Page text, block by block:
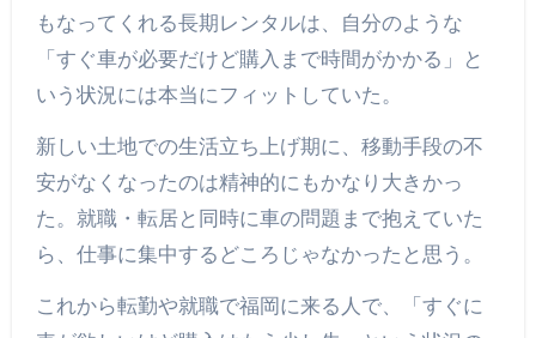
もなってくれる長期レンタルは、自分のような
「すぐ車が必要だけど購入まで時間がかかる」と
いう状況には本当にフィットしていた。
新しい土地での生活立ち上げ期に、移動手段の不
安がなくなったのは精神的にもかなり大きかっ
た。就職・転居と同時に車の問題まで抱えていた
ら、仕事に集中するどころじゃなかったと思う。
これから転勤や就職で福岡に来る人で、「すぐに